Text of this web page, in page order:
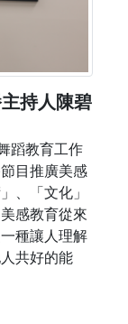
持人陳碧
蹈教育工作
目推廣美感
、「文化」
感教育從來
種讓人理解
共好的能